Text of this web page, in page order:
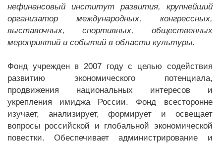
нефинансовый институт развития, крупнейший
организатор международных, конгрессных,
выставочных, спортивных, общественных
мероприятий и событий в области культуры.
Фонд учрежден в 2007 году с целью содействия
развитию экономического потенциала,
продвижения национальных интересов и
укрепления имиджа России. Фонд всесторонне
изучает, анализирует, формирует и освещает
вопросы российской и глобальной экономической
повестки. Обеспечивает администрирование и